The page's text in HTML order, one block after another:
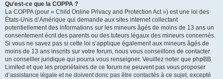
Qu’est-ce que la COPPA ?
La COPPA (pour « Child Online Privacy and Protection Act ») est une loi des
États-Unis d’Amérique qui demande aux sites internet collectant
potentiellement des informations sur les mineurs âgés de moins de 13 ans un
consentement écrit des parents ou des tuteurs légaux des mineurs concernés.
Si vous ne savez pas si cette loi s’applique également aux mineurs âgés de
moins de 13 ans inscrits sur votre forum, nous vous conseillons de contacter
un conseiller juridique qui pourra vous renseigner. Veuillez noter que phpBB
Limited et que les propriétaires de ce forum ne peuvent pas vous proposer
d’assistance légale et ne doivent donc pas être contactés à ce sujet, excepté